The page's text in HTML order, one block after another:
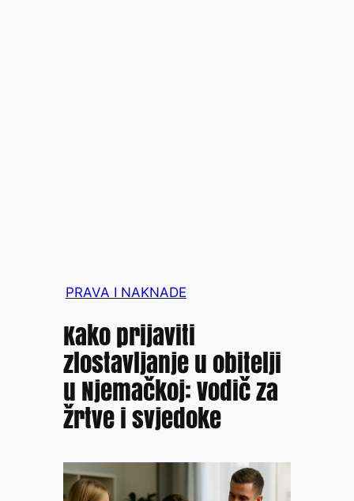
PRAVA I NAKNADE
Kako prijaviti
zlostavljanje u obitelji
u Njemačkoj: Vodič za
žrtve i svjedoke